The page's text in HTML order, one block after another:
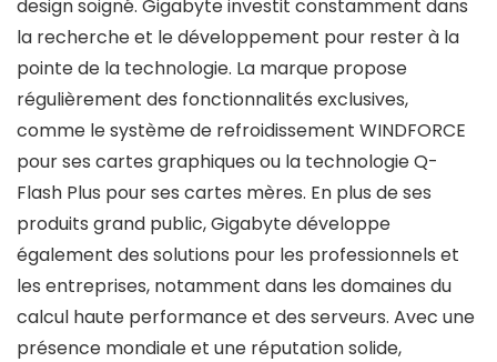
design soigné. Gigabyte investit constamment dans
la recherche et le développement pour rester à la
pointe de la technologie. La marque propose
régulièrement des fonctionnalités exclusives,
comme le système de refroidissement WINDFORCE
pour ses cartes graphiques ou la technologie Q-
Flash Plus pour ses cartes mères. En plus de ses
produits grand public, Gigabyte développe
également des solutions pour les professionnels et
les entreprises, notamment dans les domaines du
calcul haute performance et des serveurs. Avec une
présence mondiale et une réputation solide,